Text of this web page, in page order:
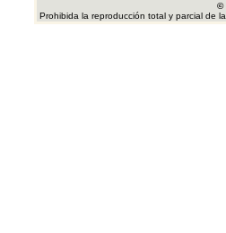
©
Prohibida la reproducción total y parcial de